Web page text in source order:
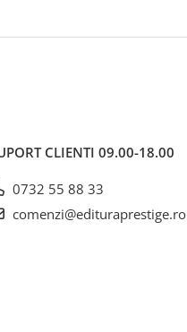
CLIENTI 09.00-18.00
0732 55 88 33
comenzi@edituraprestige.ro